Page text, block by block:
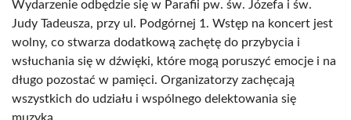
Wydarzenie odbędzie się w Parafii pw. św. Józefa i św.
Judy Tadeusza, przy ul. Podgórnej 1. Wstęp na koncert jest
wolny, co stwarza dodatkową zachętę do przybycia i
wsłuchania się w dźwięki, które mogą poruszyć emocje i na
długo pozostać w pamięci. Organizatorzy zachęcają
wszystkich do udziału i wspólnego delektowania się